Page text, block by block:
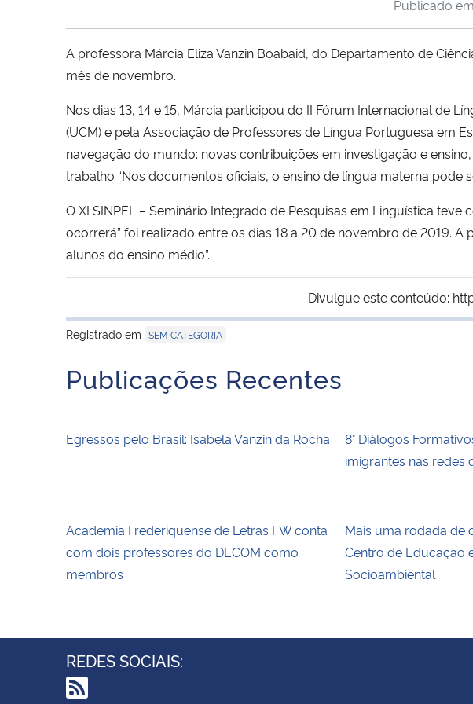
Publicado em
A professora Márcia Eliza Vanzin Boabaid, do Departamento de
mês de novembro.
Nos dias 13, 14 e 15, Márcia participou do II Fórum Internacional de
(UCM) e pela Associação de Professores de Língua Portuguesa em
navegação do mundo: novas contribuições em investigação e
trabalho “Nos documentos oficiais, o ensino de língua materna pode
O XI SINPEL – Seminário Integrado de Pesquisas em Linguística
ocorrerá” foi realizado entre os dias 18 a 20 de novembro de 2019.
alunos do ensino médio”.
Divulgue este conteúdo:
Registrado em SEM CATEGORIA
Publicações Recentes
Egressos pelo Brasil: Isabela Vanzin da Rocha
8° Diálogos
imigrantes nas redes
Academia Frederiquense de Letras FW conta
com dois professores do DECOM como
membros
Mais uma rodada de
Centro de Educação
Socioambiental
REDES SOCIAIS: